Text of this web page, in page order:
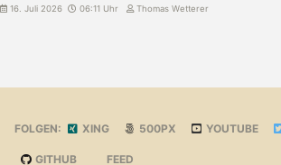
16. Juli 2026 06:11 Uhr Thomas Wetterer
FOLGEN: XING 500PX YOUTUBE
GITHUB FEED